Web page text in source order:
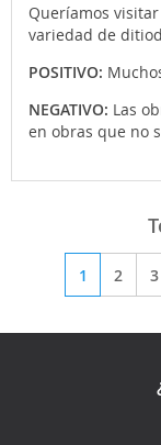
Queríamos
variedad de
POSITIVO:
NEGATIVO: Las
en obras que no
1 2 3